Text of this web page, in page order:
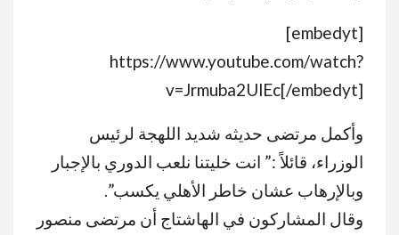
[embedyt]
https://www.youtube.com/watch?
v=Jrmuba2UlEc[/embedyt]
وأكمل مرتضى حديثه شديد اللهجة لرئيس
الوزراء، قائلاً :” انت خليتنا نلعب الدوري بالإجبار
وبالإرهاب عشان خاطر الأهلي يكسب”.
وقال المشاركون في الهاشتاج أن مرتضى منصور